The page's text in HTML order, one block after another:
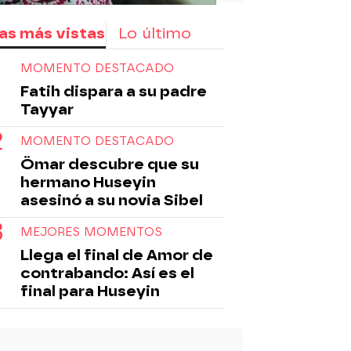
más vistas Lo último
MOMENTO DESTACADO
Fatih dispara a su padre
Tayyar
MOMENTO DESTACADO
Ömar descubre que su
hermano Huseyin
asesinó a su novia Sibel
MEJORES MOMENTOS
Llega el final de Amor de
contrabando: Así es el
final para Huseyin